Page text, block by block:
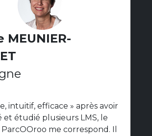
MEUNIER-
intuitif, efficace » après avoir
et étudié plusieurs LMS, le
me correspond. Il